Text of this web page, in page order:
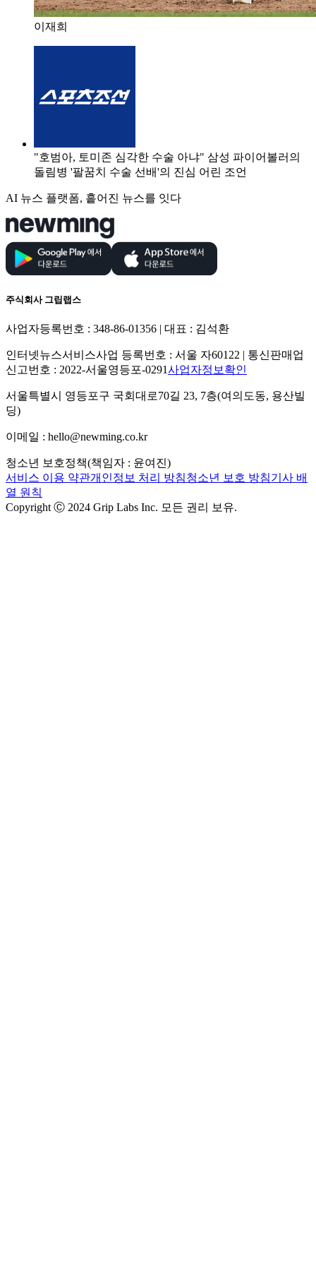
이재희
"호범아, 토미존 심각한 수술 아냐" 삼성 파이어볼러의
돌림병 '팔꿈치 수술 선배'의 진심 어린 조언
AI 뉴스 플랫폼, 흩어진 뉴스를 잇다
주식회사 그립랩스
사업자등록번호 : 348-86-01356 | 대표 : 김석환
인터넷뉴스서비스사업 등록번호 : 서울 자60122 | 통신판매업
신고번호 : 2022-서울영등포-0291사업자정보확인
서울특별시 영등포구 국회대로70길 23, 7층(여의도동, 용산빌
딩)
이메일 : hello@newming.co.kr
청소년 보호정책(책임자 : 윤여진)
서비스 이용 약관개인정보 처리 방침청소년 보호 방침기사 배
열 원칙
Copyright Ⓒ 2024 Grip Labs Inc. 모든 권리 보유.